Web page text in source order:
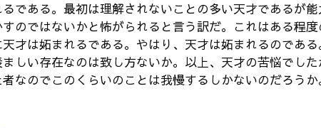
である。最初は理解されないことの多い天才であるが
のではないかと怖がられると言う訳だ。これはある程
才は妬まれるである。やはり、天才は妬まれるのであ
しい存在なのは致し方ないか。以上、天才の苦悩でし
なのでこのくらいのことは我慢するしかないのだろうか